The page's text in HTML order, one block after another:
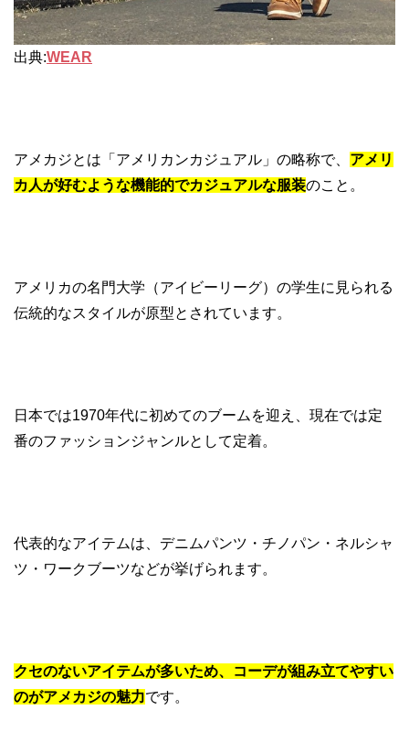
出典:WEAR
アメカジとは「アメリカンカジュアル」の略称で、 アメリ
カ人が好むような機能的でカジュアルな服装のこと。
アメリカの名門大学（アイビーリーグ）の学生に見られる
伝統的なスタイルが原型とされています。
日本では1970年代に初めてのブームを迎え、現在では定
番のファッションジャンルとして定着。
代表的なアイテムは、デニムパンツ・チノパン・ネルシャ
ツ・ワークブーツなどが挙げられます。
クセのないアイテムが多いため、コーデが組み立てやすい
のがアメカジの魅力です。